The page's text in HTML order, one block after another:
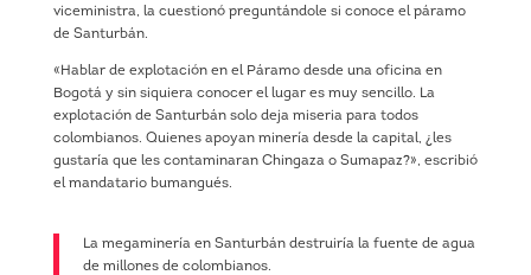
viceministra, la cuestionó preguntándole si conoce el páramo
de Santurbán.
«Hablar de explotación en el Páramo desde una oficina en
Bogotá y sin siquiera conocer el lugar es muy sencillo. La
explotación de Santurbán solo deja miseria para todos
colombianos. Quienes apoyan minería desde la capital, ¿les
gustaría que les contaminaran Chingaza o Sumapaz?», escribió
el mandatario bumangués.
La megaminería en Santurbán destruiría la fuente de agua
de millones de colombianos.